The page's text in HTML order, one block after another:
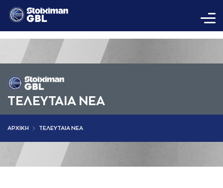
ΤΕΛΕΥΤΑΙΑ ΝΕΑ
AΡΧΙΚΗ ΤΕΛΕΥΤΑΙΑ ΝΕΑ